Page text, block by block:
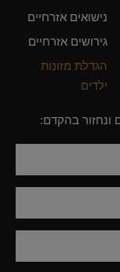
נישואים אזרחיים
גירושים אזרחיים
הגדלת מזונות
ילדים
ונחזור בהקדם:
Alternative: